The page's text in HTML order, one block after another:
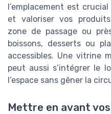
l’emplacement est
et valoriser vos
zone de passage ou
boissons, desserts ou
accessibles. Une vitrine
peut aussi s’intégrer le
l’espace sans gêner la
Mettre en avant